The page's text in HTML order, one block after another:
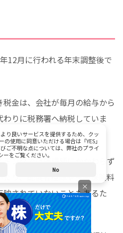
12月に行われる年末調整後で
金は、会社が毎月の給与から
りに税務署へ納税していま
ミングでは所得額にかかわらず
り、配偶者控除や生命保険料
されていないこともあるた
けではありません。
り良いサービスを提供するため、クッ
使用に同意いただける場合は「YES」
ご不明な点については、弊社のプライ
ーをご覧ください。
No
×